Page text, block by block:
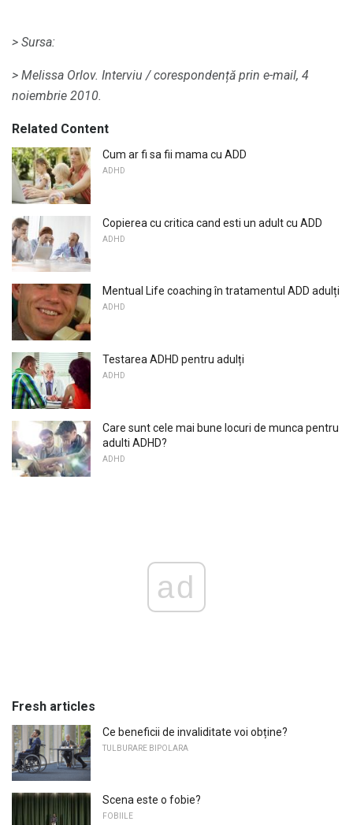
> Sursa:
> Melissa Orlov. Interviu / corespondență prin e-mail, 4
noiembrie 2010.
Related Content
Cum ar fi sa fii mama cu ADD
ADHD
Copierea cu critica cand esti un adult cu ADD
ADHD
Mentual Life coaching în tratamentul ADD adulți
ADHD
Testarea ADHD pentru adulți
ADHD
Care sunt cele mai bune locuri de munca pentru
adulti ADHD?
ADHD
ad
Fresh articles
Ce beneficii de invaliditate voi obține?
TULBURARE BIPOLARA
Scena este o fobie?
FOBIILE